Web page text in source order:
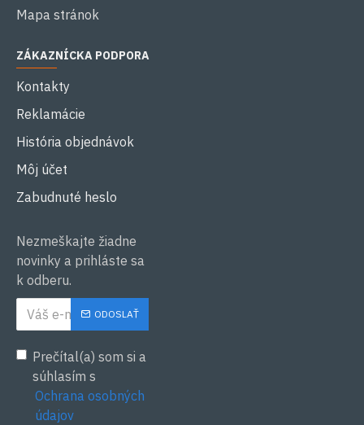
Mapa stránok
ZÁKAZNÍCKA PODPORA
Kontakty
Reklamácie
História objednávok
Môj účet
Zabudnuté heslo
Nezmeškajte žiadne
novinky a prihláste sa
k odberu.
ODOSLAŤ
Prečítal(a) som si a
súhlasím s
Ochrana osobných
údajov